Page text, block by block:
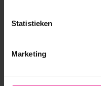
Statistieken
Marketing
1) als er
maar geringe overlap
middenkader dat kan
vertrouwen en een